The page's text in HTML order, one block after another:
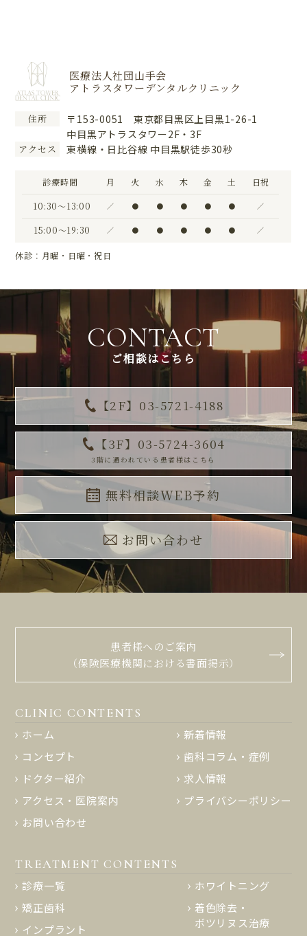
医療法人社団山手会
アトラスタワーデンタルクリニック
住所
〒153-0051 東京都目黒区上目黒1-26-1
中目黒アトラスタワー2F・3F
アクセス 東横線・日比谷線 中目黒駅徒歩30秒
診療時間 月 火 水 木 金 土 日祝
10:30〜13:00 ／ ● ● ● ● ● ／
15:00〜19:30 ／ ● ● ● ● ● ／
休診：月曜・日曜・祝日
CONTACT
ご相談はこちら
【2F】03-5721-4188
【3F】03-5724-3604
3階に通われている患者様はこちら
無料相談WEB予約
お問い合わせ
患者様へのご案内
（保険医療機関における書面掲示）
CLINIC CONTENTS
ホーム
コンセプト
ドクター紹介
アクセス・医院案内
お問い合わせ
新着情報
歯科コラム・症例
求人情報
プライバシーポリシー
TREATMENT CONTENTS
診療一覧
矯正歯科
インプラント
ホワイトニング
着色除去・
ボツリヌス治療